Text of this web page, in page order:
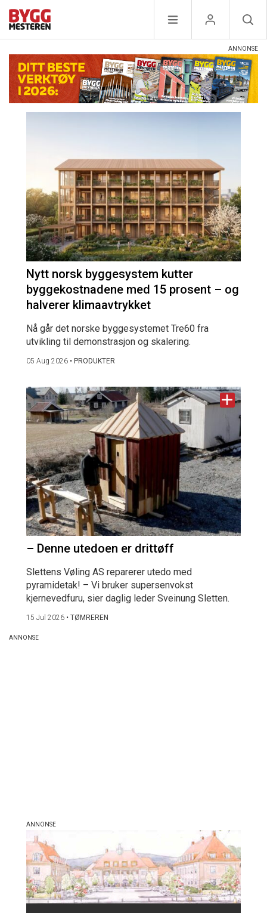
Nytt norsk byggesystem kutter
byggekostnadene med 15 prosent – og
halverer klimaavtrykket
Nå går det norske byggesystemet Tre60 fra
utvikling til demonstrasjon og skalering.
05 Aug 2026 • PRODUKTER
– Denne utedoen er drittøff
Slettens Vøling AS reparerer utedo med
pyramidetak! – Vi bruker supersenvokst
kjernevedfuru, sier daglig leder Sveinung Sletten.
15 Jul 2026 • TØMREREN